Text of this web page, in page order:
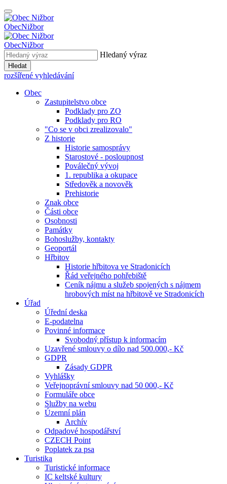
ObecNižbor
ObecNižbor
Hledaný výraz
Hledat
rozšířené vyhledávání
Obec
Zastupitelstvo obce
Podklady pro ZO
Podklady pro RO
"Co se v obci zrealizovalo"
Z historie
Historie samosprávy
Starostové - posloupnost
Poválečný vývoj
1. republika a okupace
Středověk a novověk
Prehistorie
Znak obce
Části obce
Osobnosti
Památky
Bohoslužby, kontakty
Geoportál
Hřbitov
Historie hřbitova ve Stradonicích
Řád veřejného pohřebiště
Ceník nájmu a služeb spojených s nájmem
hrobových míst na hřbitově ve Stradonicích
Úřad
Úřední deska
E-podatelna
Povinné informace
Svobodný přístup k informacím
Uzavřené smlouvy o dílo nad 500.000,- Kč
GDPR
Zásady GDPR
Vyhlášky
Veřejnoprávní smlouvy nad 50 000,- Kč
Formuláře obce
Služby na webu
Územní plán
Archív
Odpadové hospodářství
CZECH Point
Poplatek za psa
Turistika
Turistické informace
IC keltské kultury